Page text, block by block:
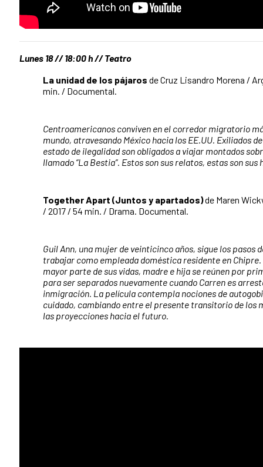
Lunes 18 // 18:00 h // Teatro
La unidad de los pájaros de Cruz Lisandro Morena /
min. / Documental.
Centroamericanos conviven en el corredor migratorio
mundo, atravesando México hacia los EE.UU. Exiliados
estado de ilegalidad son obligados a viajar montados
llamado “La Bestia”. Estos son sus relatos, estas son sus
Together Apart (Juntos y apartados)de Maren
/ 2017 / 54 min. / Drama. Documental.
Guil Ann, una mujer de veinticinco años, sigue los pasos
trabajar como empleada doméstica residente en
mayor parte de sus vidas, madre e hija se reúnen por
para ser separados nuevamente cuando Carren es
inmigración. La película contempla nociones de
cuidado, cambiando entre el presente transitorio de los
las proyecciones hacia el futuro.